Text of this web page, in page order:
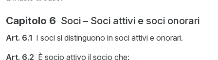
Capitolo 6 Soci – Soci attivi e soci onorari
Art. 6.1 I soci si distinguono in soci attivi e onorari.
Art. 6.2 È socio attivo il socio che: